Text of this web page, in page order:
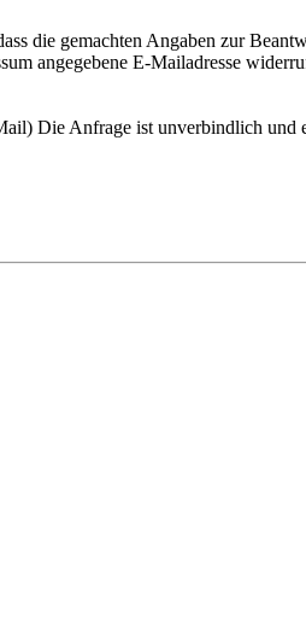
die gemachten Angaben zur
angegebene E-Mailadresse
Die Anfrage ist unverbindlich und